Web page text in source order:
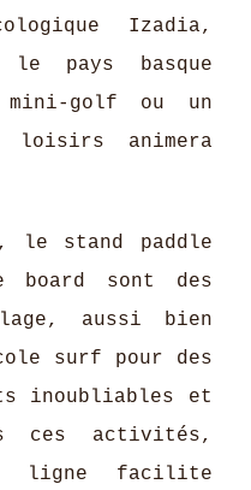
Izadia,
le pays basque
mini-golf ou un
loisirs animera
le stand paddle
sont des
aussi bien
surf pour des
inoubliables et
ces activités,
ligne facilite